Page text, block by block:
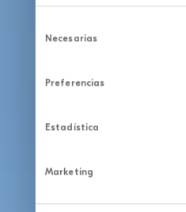
de
consentimiento
Necesarias
Preferencias
Estadística
Marketing